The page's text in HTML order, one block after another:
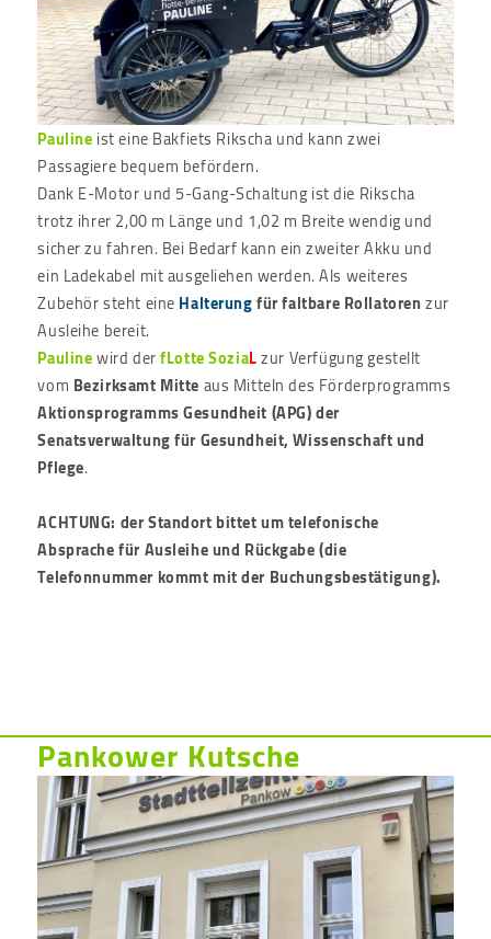
Paulineist eine Bakfiets Rikscha und kann zwei
Passagiere bequem befördern.
Dank E-Motor und 5-Gang-Schaltung ist die Rikscha
trotz ihrer 2,00 m Länge und 1,02 m Breite wendig und
sicher zu fahren. Bei Bedarf kann ein zweiter Akku und
ein Ladekabel mit ausgeliehen werden. Als weiteres
Zubehör steht eineHalterungfür faltbare Rollatorenzur
Ausleihe bereit.
Paulinewird derfLotte SoziaLzur Verfügung gestellt
vom Bezirksamt Mitteaus Mitteln des Förderprogramms
Aktionsprogramms Gesundheit (APG) der
Senatsverwaltung für Gesundheit, Wissenschaft und
Pflege.
ACHTUNG: der Standort bittet um telefonische
Absprache für Ausleihe und Rückgabe (die
Telefonnummer kommt mit der Buchungsbestätigung).
Pankower Kutsche